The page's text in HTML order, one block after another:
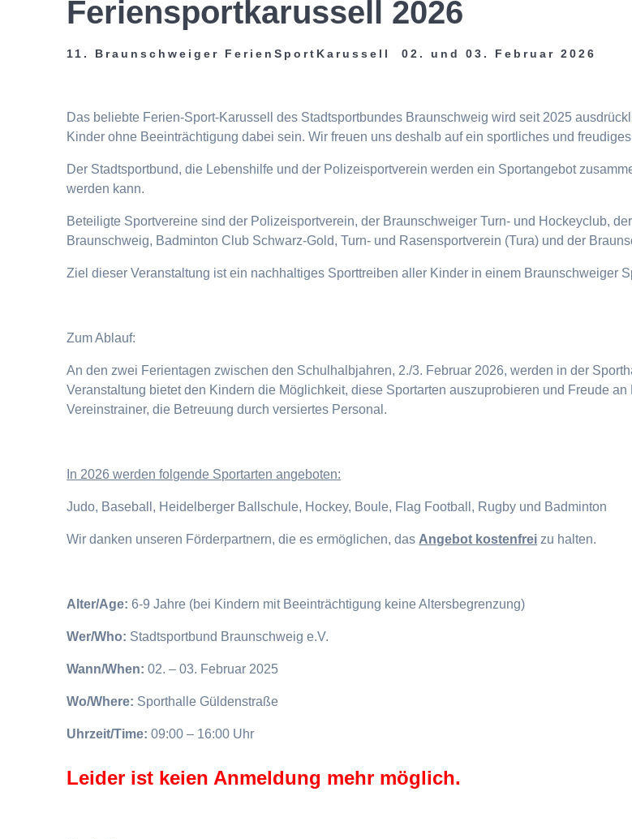
Feriensportkarussell 2026
11. Braunschweiger FerienSportKarussell 02. und 03. Februar 2026
Das beliebte Ferien-Sport-Karussell des Stadtsportbundes Braunschweig wird seit 2025
Kinder ohne Beeinträchtigung dabei sein. Wir freuen uns deshalb auf ein sportliches und
Der Stadtsportbund, die Lebenshilfe und der Polizeisportverein werden ein Sportangebot
werden kann.
Beteiligte Sportvereine sind der Polizeisportverein, der Braunschweiger Turn- und Hockeyclub,
Braunschweig, Badminton Club Schwarz-Gold, Turn- und Rasensportverein (Tura) und der
Ziel dieser Veranstaltung ist ein nachhaltiges Sporttreiben aller Kinder in einem Braunschweiger
Zum Ablauf:
An den zwei Ferientagen zwischen den Schulhalbjahren, 2./3. Februar 2026, werden in der
Veranstaltung bietet den Kindern die Möglichkeit, diese Sportarten auszuprobieren und Freude
Vereinstrainer, die Betreuung durch versiertes Personal.
n 2026 werden folgende Sportarten angeboten:
Judo, Baseball, Heidelberger Ballschule, Hockey, Boule, Flag Football, Rugby und Badminton
Wir danken unseren Förderpartnern, die es ermöglichen, das Angebot kostenfrei zu halten.
Alter/Age:6-9 Jahre (bei Kindern mit Beeinträchtigung keine Altersbegrenzung)
Wer/Who: Stadtsportbund Braunschweig e.V.
Wann/When:02. – 03. Februar 2025
Wo/Where: Sporthalle Güldenstraße
Uhrzeit/Time:09:00 – 16:00 Uhr
Leider ist keien Anmeldung mehr möglich.